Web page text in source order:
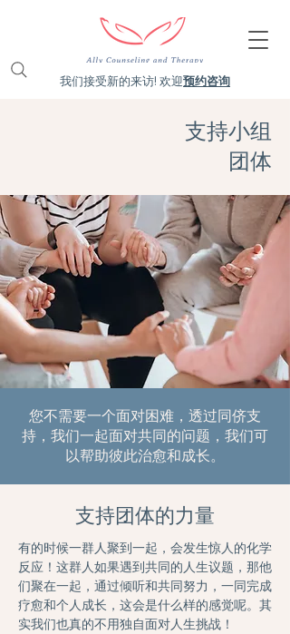
我们接受新的来访! 欢迎预约咨询
支持小组
团体
您不需要一个面对困难，透过同侪支
持，我们一起面对共同的问题，我们可
以帮助彼此治愈和成长。
​支持团体的力量
有的时候一群人聚到一起，会发生惊人的化学
反应！这群人如果遇到共同的人生议题，那他
们聚在一起，通过倾听和共同努力，一同完成
疗愈和个人成长，这会是什么样的感觉呢。其
实我们也真的不用独自面对人生挑战！